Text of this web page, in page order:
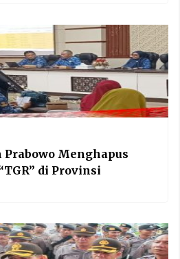
Menghapus
di Provinsi